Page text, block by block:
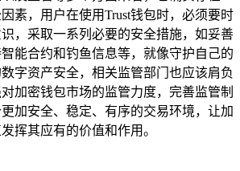
素，用户在使用Trust钱包时，必须要时
，采取一系列必要的安全措施，如妥善
能合约和钓鱼信息等，就像守护自己的
字资产安全，相关监管部门也应该肩负
加密钱包市场的监管力度，完善监管制
加安全、稳定、有序的交易环境，让加
挥其应有的价值和作用。